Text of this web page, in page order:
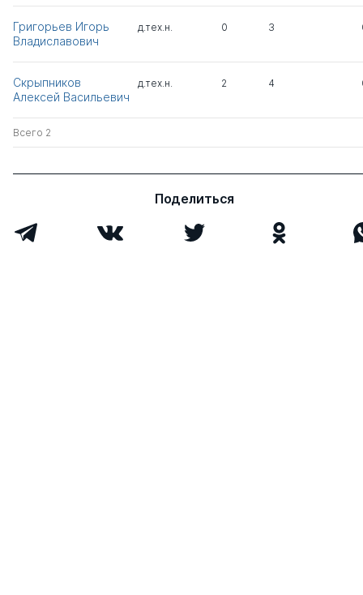
Григорьев Игорь
Владиславович
д.тех.н. 0 3
Скрыпников
Алексей Васильевич
д.тех.н. 2 4
Всего 2
Поделиться